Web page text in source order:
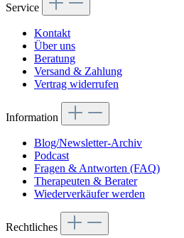
Service
Kontakt
Über uns
Beratung
Versand & Zahlung
Vertrag widerrufen
Information
Blog/Newsletter-Archiv
Podcast
Fragen & Antworten (FAQ)
Therapeuten & Berater
Wiederverkäufer werden
Rechtliches